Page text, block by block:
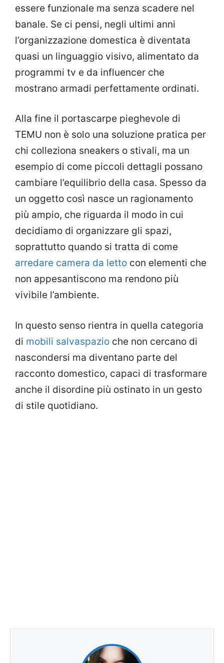
essere funzionale ma senza scadere nel
banale. Se ci pensi, negli ultimi anni
l’organizzazione domestica è diventata
quasi un linguaggio visivo, alimentato da
programmi tv e da influencer che
mostrano armadi perfettamente ordinati.
Alla fine il portascarpe pieghevole di
TEMU non è solo una soluzione pratica per
chi colleziona sneakers o stivali, ma un
esempio di come piccoli dettagli possano
cambiare l’equilibrio della casa. Spesso da
un oggetto così nasce un ragionamento
più ampio, che riguarda il modo in cui
decidiamo di organizzare gli spazi,
soprattutto quando si tratta di come
arredare camera da letto con elementi che
non appesantiscono ma rendono più
vivibile l’ambiente.
In questo senso rientra in quella categoria
di mobili salvaspazio che non cercano di
nascondersi ma diventano parte del
racconto domestico, capaci di trasformare
anche il disordine più ostinato in un gesto
di stile quotidiano.